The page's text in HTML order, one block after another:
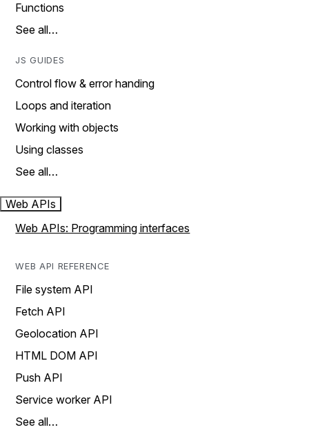
Functions
See all…
JS GUIDES
Control flow & error handing
Loops and iteration
Working with objects
Using classes
See all…
Web APIs
Web APIs: Programming interfaces
WEB API REFERENCE
File system API
Fetch API
Geolocation API
HTML DOM API
Push API
Service worker API
See all…